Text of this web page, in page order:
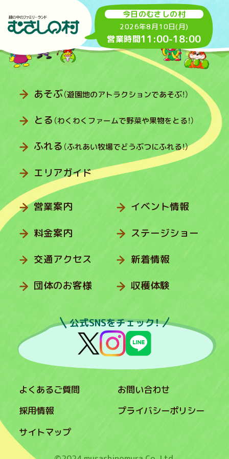
今日のむさしの村
2026年8月10日(月)
営業時間11:00-18:00
あそぶ（遊園地のアトラクションであそぶ！）
とる （わくわくファームで野菜や果物をとる！）
ふれる （ふれあい牧場でどうぶつにふれる！）
エリアガイド
営業案内
料金案内
交通アクセス
団体のお客様
イベント情報
ステージショー
新着情報
収穫体験
公式SNSをチェック！
よくあるご質問
お問い合わせ
採用情報
プライバシーポリシー
サイトマップ